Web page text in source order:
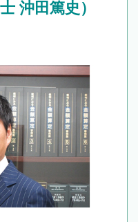
沖田篤史）